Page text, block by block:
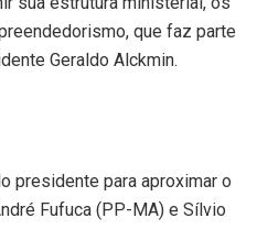
que faz parte
Geraldo Alckmin.
presidente para aproximar o
Fufuca (PP-MA) e Sílvio